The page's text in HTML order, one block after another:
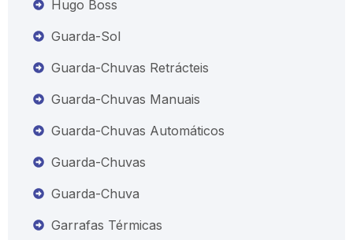
Hugo Boss
Guarda-Sol
Guarda-Chuvas Retrácteis
Guarda-Chuvas Manuais
Guarda-Chuvas Automáticos
Guarda-Chuvas
Guarda-Chuva
Garrafas Térmicas